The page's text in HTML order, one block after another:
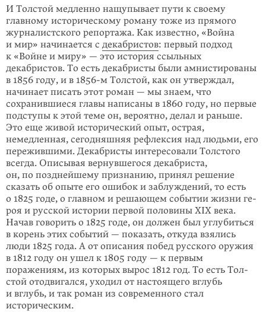
И Толстой медленно нащупывает пути к своему
главному историческому рома­ну тоже из прямого
журналистского репортажа. Как известно, «Война
и мир» начинается с декабристов: первый подход
к «Войне и миру» — это история ссыльных
декабристов. То есть декабристы были амнистированы
в 1856 году, и в 1856-м Толстой, как он утверждал,
начинает писать этот роман — мы знаем, что
сохранившиеся главы написаны в 1860 году, но первые
подступы к этой теме он, вероятно, делал и раньше.
Это еще живой исторический опыт, острая,
немедленная, сегодняшняя рефлексия над людьми, его
пережившими. Дека­бри­сты интересовали Толстого
всегда. Описывая вернувшегося декабриста,
он, по позднейшему признанию, принял решение
сказать об опыте его ошибок и заблуждений, то есть
о 1825 годе, о главном и решающем событии жизни ге­
роя и русской истории первой половины XIX века.
Начав говорить о 1825 годе, он должен был углубиться
в корень этих событий — показать, откуда взялись
люди 1825 года. А от описания побед русского оружия
в 1812 году он ушел к 1805 году — к первым
поражениям, из которых вырос 1812 год. То есть Тол­
стой отодвигался, уходил от настоящего вглубь
и вглубь, и так роман из совре­мен­ного стал
историческим.